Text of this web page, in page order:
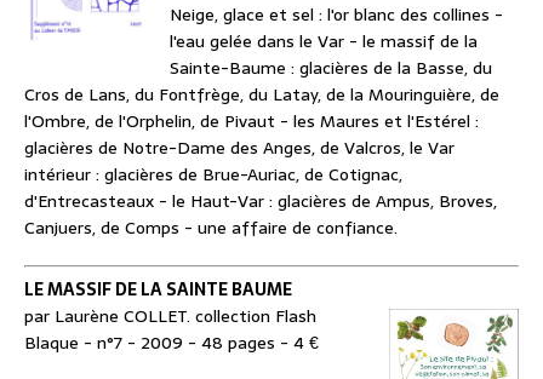
Neige, glace et sel : l'or blanc des collines -
l'eau gelée dans le Var - le massif de la
Sainte-Baume : glacières de la Basse, du
Cros de Lans, du Fontfrège, du Latay, de la Mouringuière, de
l'Ombre, de l'Orphelin, de Pivaut - les Maures et l'Estérel :
glacières de Notre-Dame des Anges, de Valcros, le Var
intérieur : glacières de Brue-Auriac, de Cotignac,
d'Entrecasteaux - le Haut-Var : glacières de Ampus, Broves,
Canjuers, de Comps - une affaire de confiance.
LE MASSIF DE LA SAINTE BAUME
par Laurène COLLET. collection Flash
Blaque - n°7 - 2009 - 48 pages - 4 €